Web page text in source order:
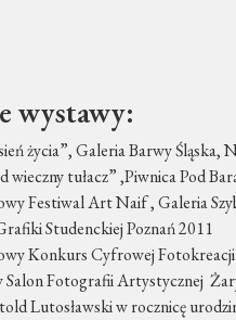
wystawy:
życia”, Galeria Barwy Śląska,
wieczny tułacz” ,Piwnica Pod
Festiwal Art Naif , Galeria
Studenckiej Poznań 2011
Konkurs Cyfrowej
Fotografii Artystycznej
Lutosławski w rocznicę